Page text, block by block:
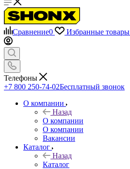
Сравнение0 Избранные товары
Телефоны
+7 800 250-74-02Бесплатный звонок
О компании
Назад
О компании
О компании
Вакансии
Каталог
Назад
Каталог